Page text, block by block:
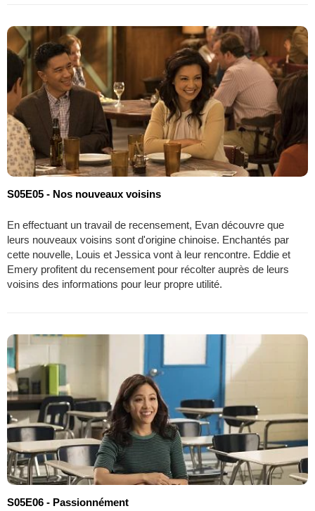
S05E05 - Nos nouveaux voisins
En effectuant un travail de recensement, Evan découvre que
leurs nouveaux voisins sont d'origine chinoise. Enchantés par
cette nouvelle, Louis et Jessica vont à leur rencontre. Eddie et
Emery profitent du recensement pour récolter auprès de leurs
voisins des informations pour leur propre utilité.
S05E06 - Passionnément